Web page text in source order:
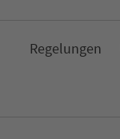
Re­ge­lungen